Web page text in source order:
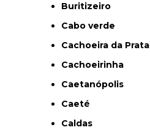
Buritizeiro
Cabo verde
Cachoeira da Prata
Cachoeirinha
Caetanópolis
Caeté
Caldas